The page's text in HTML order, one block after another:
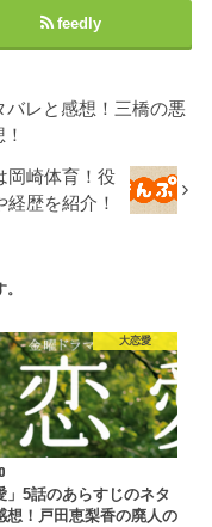
feedly
バレと感想！三橋の悪
岡崎体育！役
経歴を紹介！
大恋愛
」5話のあらすじのネタ
想！戸田恵梨香の廃人の